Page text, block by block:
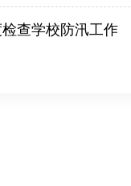
查学校防汛工作